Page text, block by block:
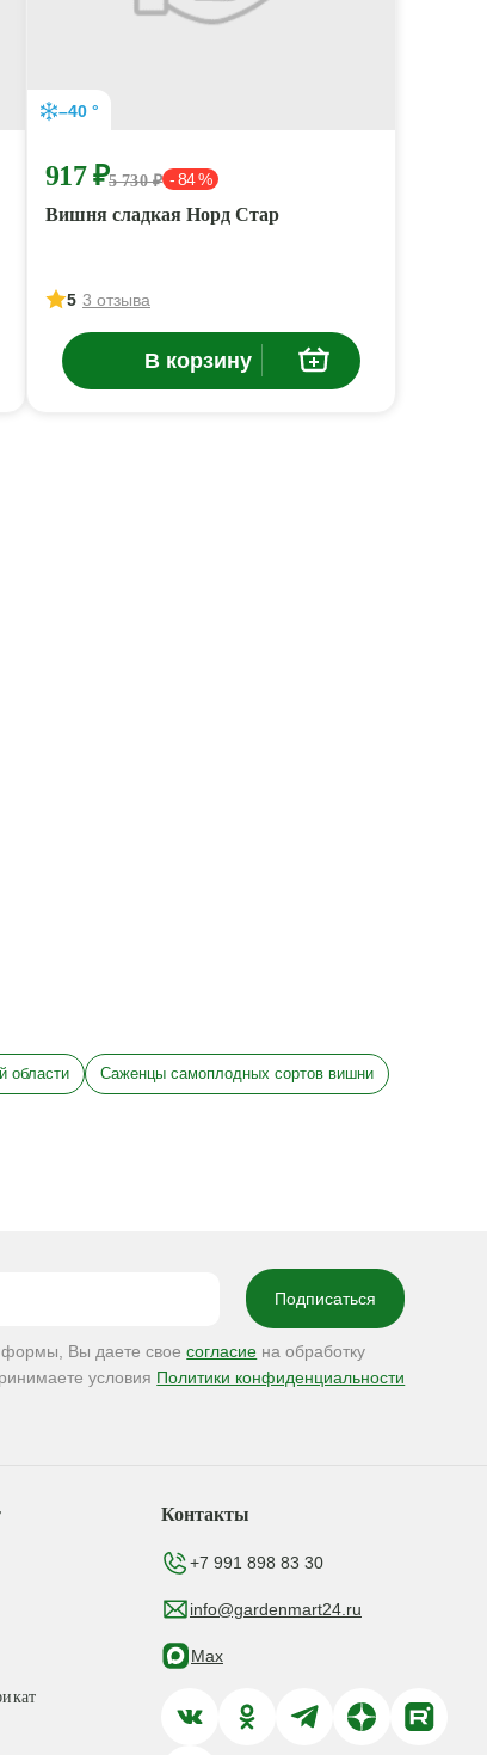
–40 °
917 ₽5 730 ₽ - 84 %
Вишня сладкая Норд Стар
5 3 отзыва
В корзину
области Саженцы самоплодных сортов вишни
формы, Вы даете своесогласие на обработку
условия Политики конфиденциальности
Контакты
+7 991 898 83 30
info@gardenmart24.ru
Max